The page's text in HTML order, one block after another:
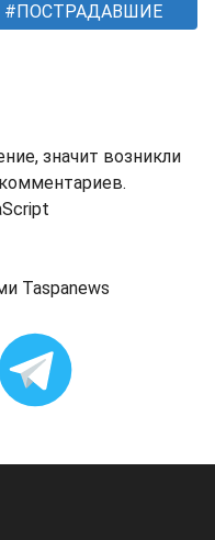
ПОСТРАДАВШИЕ
значит возникли
Taspanews